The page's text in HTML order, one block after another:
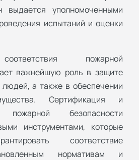
выдается уполномоченными
испытаний и оценки
пожарной
важнейшую роль в защите
а также в обеспечении
Сертификация и
пожарной безопасности
инструментами, которые
соответствие
нормативам и